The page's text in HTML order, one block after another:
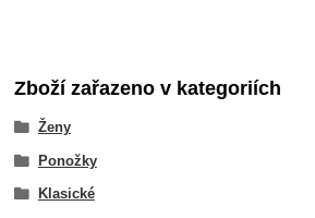
Zboží zařazeno v kategoriích
Ženy
Ponožky
Klasické